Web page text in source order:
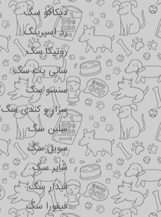
دیکاکو سگ
رد اسپرینگ
روتیکا سگ
سانی پت سگ
سنسو سگ
سزار و کندی سگ
سلبن سگ
سویل سگ
شایر سگ
فیدار سگ
فیفورا سگ